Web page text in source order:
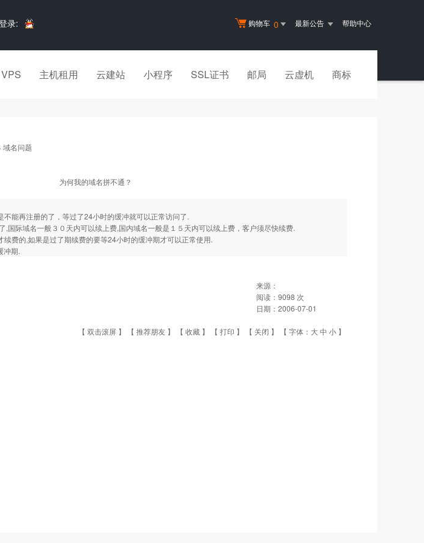
购物车 0 最新公告 帮助中心
录:
VPS 主机租用 云建站 小程序 SSL证书 邮局 云虚机 商标
名问题
为何我的域名拼不通？
不能再注册的了，等过了24小时的缓冲就可以正常访问了.
,国际域名一般３０天内可以续上费,国内域名一般是１５天内可以续上费，客户须尽快续费.
续费的,如果是过了期续费的要等24小时的缓冲期才可以正常使用.
冲期.
来源：
阅读： 9098 次
日期： 2006-07-01
【 双击滚屏 】 【 推荐朋友 】 【 收藏 】 【 打印 】 【 关闭 】 【 字体： 大中 小 】